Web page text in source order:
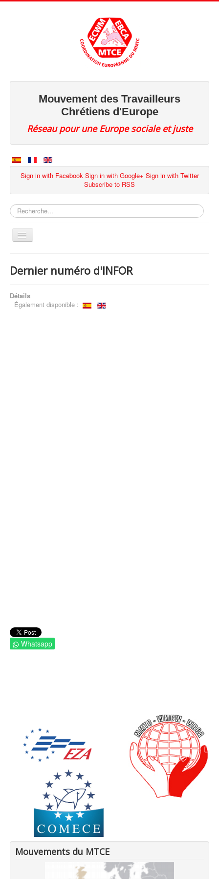
Mouvement des Travailleurs
Chrétiens d'Europe
Réseau pour une Europe sociale et juste
Sign in with Facebook Sign in with Google+ Sign in with Twitter
Subscribe to RSS
Rechercher
Basculer
la
Qui sommes-nous?
Que faisons-nous?
Publications
Dernier numéro d'INFOR
Détails
Également disponible :
Whatsapp
Mouvements du MTCE